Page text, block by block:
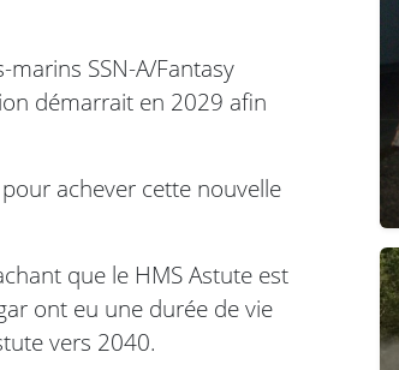
SSN-A/Fantasy
démarrait en 2029 afin
achever cette nouvelle
que le HMS Astute est
ont eu une durée de vie
vers 2040.